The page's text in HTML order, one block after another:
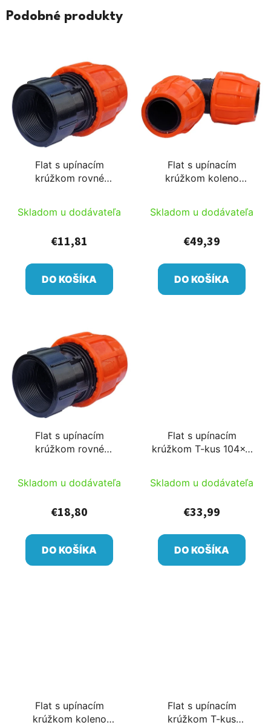
Podobné produkty
Flat s upínacím
krúžkom rovné
vnútorný závit
Skladom u dodávateľa
€11,81
DO KOŠÍKA
Flat s upínacím
krúžkom koleno
Skladom u dodávateľa
€49,39
DO KOŠÍKA
Flat s upínacím
krúžkom rovné
Skladom u dodávateľa
€18,80
DO KOŠÍKA
Flat s upínacím
krúžkom T-kus 104x4
Skladom u dodávateľa
€33,99
DO KOŠÍKA
Flat s upínacím
krúžkom koleno
Flat s upínacím
krúžkom T-kus